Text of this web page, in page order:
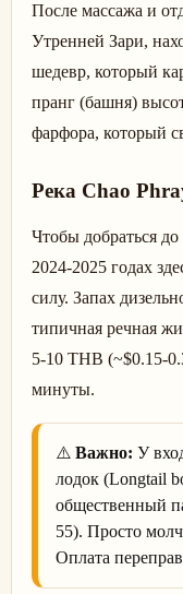
После массажа и
Утренней Зари,
шедевр, который
пранг (башня)
фарфора, который
Река Chao
Чтобы добраться
2024-2025 годах
силу. Запах
типичная речная
5-10 THB (~$0.15-
минуты.
⚠️ Важно: У
лодок (Longtail
общественный
55). Просто
Оплата